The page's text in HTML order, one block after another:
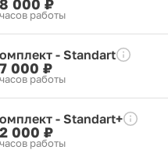
000 ₽
работы
- Standart
000 ₽
работы
- Standart+
000 ₽
работы